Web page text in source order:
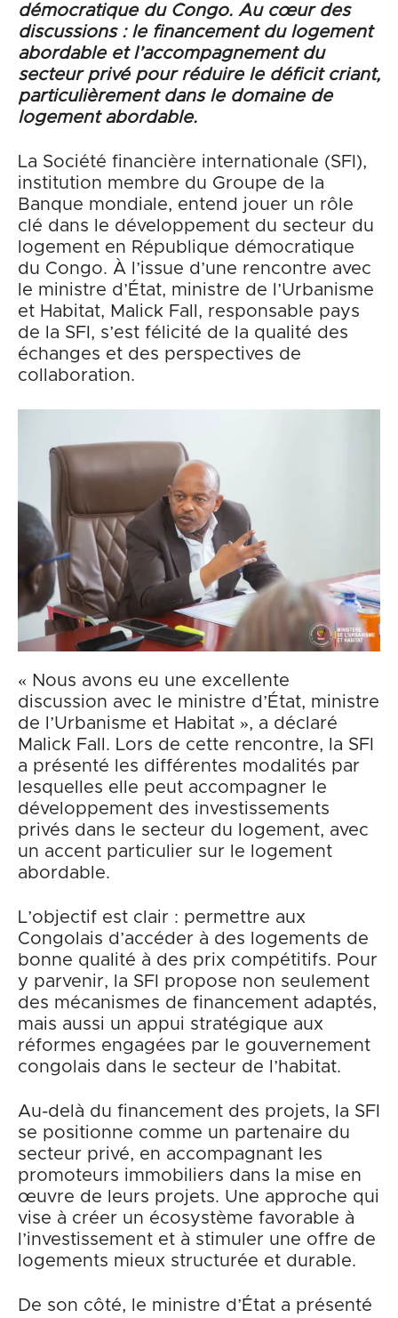
démocratique du Congo. Au cœur des
discussions : le financement du logement
abordable et l’accompagnement du
secteur privé pour réduire le déficit criant,
particulièrement dans le domaine de
logement abordable.
La Société financière internationale (SFI),
institution membre du Groupe de la
Banque mondiale, entend jouer un rôle
clé dans le développement du secteur du
logement en République démocratique
du Congo. À l’issue d’une rencontre avec
le ministre d’État, ministre de l’Urbanisme
et Habitat, Malick Fall, responsable pays
de la SFI, s’est félicité de la qualité des
échanges et des perspectives de
collaboration.
« Nous avons eu une excellente
discussion avec le ministre d’État, ministre
de l’Urbanisme et Habitat », a déclaré
Malick Fall. Lors de cette rencontre, la SFI
a présenté les différentes modalités par
lesquelles elle peut accompagner le
développement des investissements
privés dans le secteur du logement, avec
un accent particulier sur le logement
abordable.
L’objectif est clair : permettre aux
Congolais d’accéder à des logements de
bonne qualité à des prix compétitifs. Pour
y parvenir, la SFI propose non seulement
des mécanismes de financement adaptés,
mais aussi un appui stratégique aux
réformes engagées par le gouvernement
congolais dans le secteur de l’habitat.
Au-delà du financement des projets, la SFI
se positionne comme un partenaire du
secteur privé, en accompagnant les
promoteurs immobiliers dans la mise en
œuvre de leurs projets. Une approche qui
vise à créer un écosystème favorable à
l’investissement et à stimuler une offre de
logements mieux structurée et durable.
De son côté, le ministre d’État a présenté